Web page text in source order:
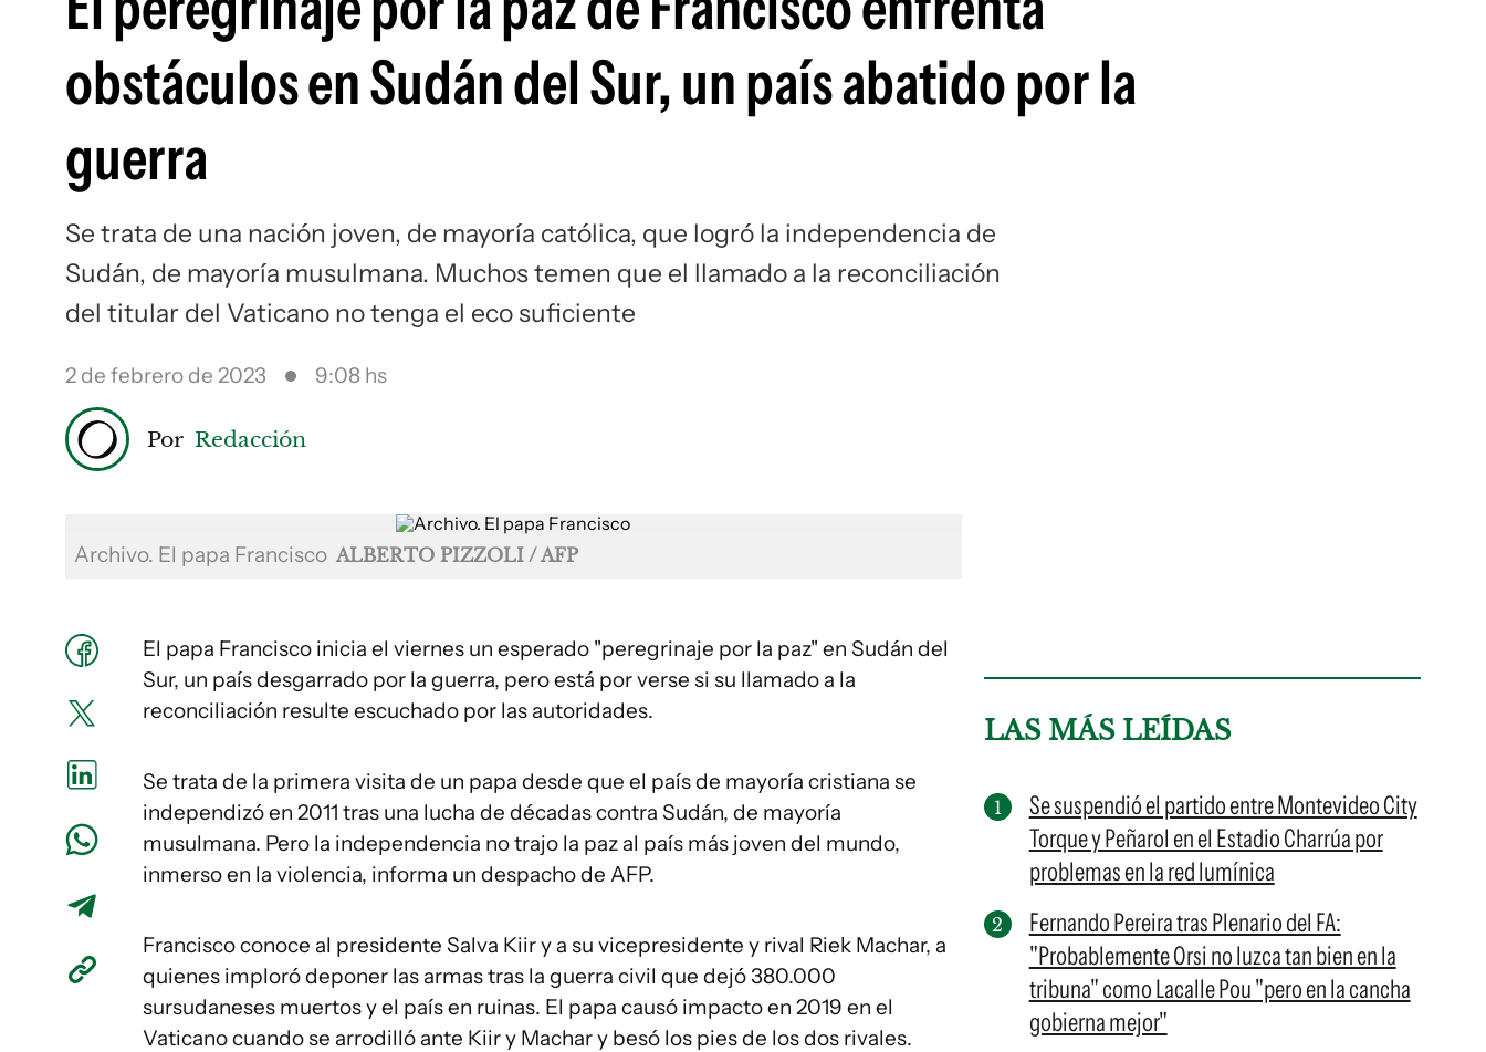
obstáculos en Sudán del Sur, un país abatido por la
guerra
Se trata de una nación joven, de mayoría católica, que logró la independencia de
Sudán, de mayoría musulmana. Muchos temen que el llamado a la reconciliación
del titular del Vaticano no tenga el eco suficiente
2 de febrero de 2023 9:08 hs
Por Redacción
Archivo. El papa Francisco ALBERTO PIZZOLI / AFP
El papa Francisco inicia el viernes un esperado "peregrinaje por la paz" en Sudán del
Sur, un país desgarrado por la guerra, pero está por verse si su llamado a la
reconciliación resulte escuchado por las autoridades.
Se trata de la primera visita de un papa desde que el país de mayoría cristiana se
independizó en 2011 tras una lucha de décadas contra Sudán, de mayoría
musulmana. Pero la independencia no trajo la paz al país más joven del mundo,
inmerso en la violencia, informa un despacho de AFP.
Francisco conoce al presidente Salva Kiir y a su vicepresidente y rival Riek Machar, a
quienes imploró deponer las armas tras la guerra civil que dejó 380.000
sursudaneses muertos y el país en ruinas. El papa causó impacto en 2019 en el
Vaticano cuando se arrodilló ante Kiir y Machar y besó los pies de los dos rivales.
LAS MÁS LEÍDAS
Se suspendió el partido entre Montevideo City
Torque y Peñarol en el Estadio Charrúa por
problemas en la red lumínica
Fernando Pereira tras Plenario del FA:
"Probablemente Orsi no luzca tan bien en la
tribuna" como Lacalle Pou "pero en la cancha
gobierna mejor"